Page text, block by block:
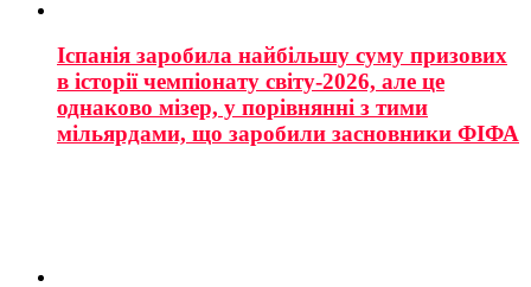
Іспанія заробила найбільшу суму призових
в історії чемпіонату світу-2026, але це
однаково мізер, у порівнянні з тими
мільярдами, що заробили засновники ФІФА